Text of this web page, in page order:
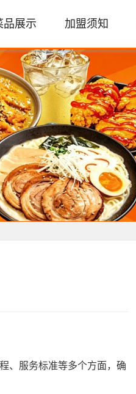
品展示 加盟须知
、服务标准等多个方面，确